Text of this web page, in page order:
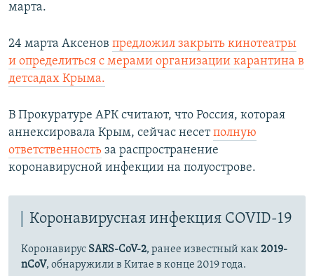
марта.
24 марта Аксенов предложил закрыть кинотеатры
и определиться с мерами организации карантина в
детсадах Крыма.
В Прокуратуре АРК считают, что Россия, которая
аннексировала Крым, сейчас несетполную
ответственность за распространение
коронавирусной инфекции на полуострове.
Коронавирусная инфекция COVID-19
Коронавирус SARS-CoV-2, ранее известный как2019-
nCoV, обнаружили в Китае в конце 2019 года.